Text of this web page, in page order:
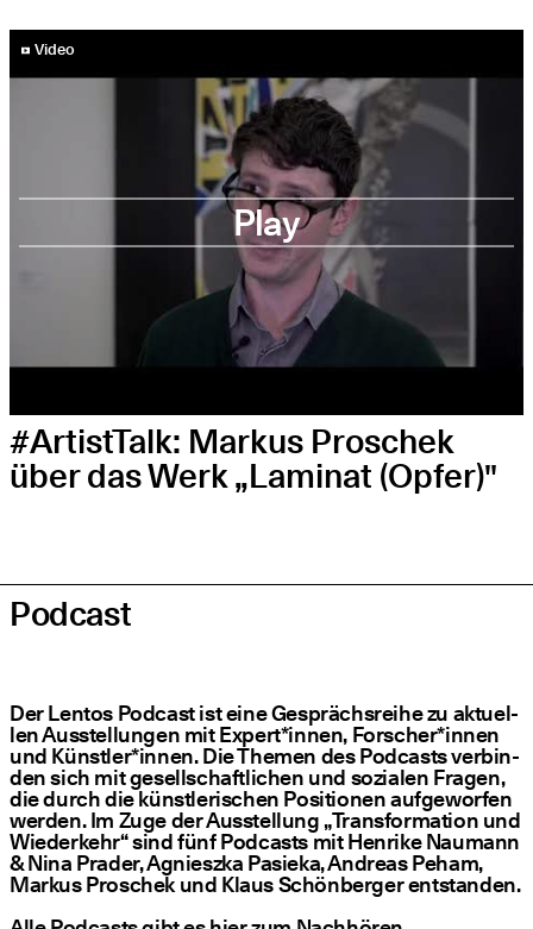
YouTube-Video abspielen
Video
Play
#ArtistTalk: Markus Proschek
über das Werk „Laminat (Opfer)"
Pod­cast
Der Lentos Pod­cast ist eine Gesprächs­rei­he zu aktu­el­
len Aus­stel­lun­gen mit Expert*innen, Forscher*innen
und Künstler*innen. Die The­men des Pod­casts ver­bin­
den sich mit gesell­schaft­li­chen und sozia­len Fra­gen,
die durch die künst­le­ri­schen Posi­tio­nen auf­ge­wor­fen
wer­den. Im Zuge der Aus­stel­lung„Trans­for­ma­ti­on und
Wie­der­kehr“ sind fünf Pod­casts mit Hen­ri­ke Nau­mann
& Nina Pra­der, Agnieszka Pasie­ka, Andre­as Peham,
Mar­kus Pro­schek und Klaus Schön­ber­ger entstanden.